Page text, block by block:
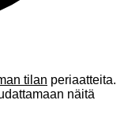
tilan periaatteita.
näitä